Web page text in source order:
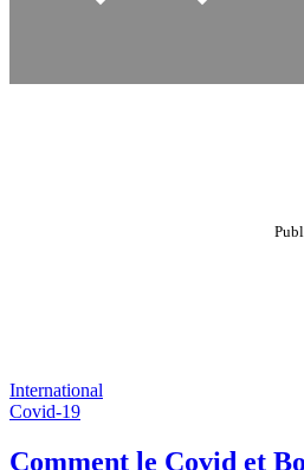
International
Covid-19
Comment le Covid et